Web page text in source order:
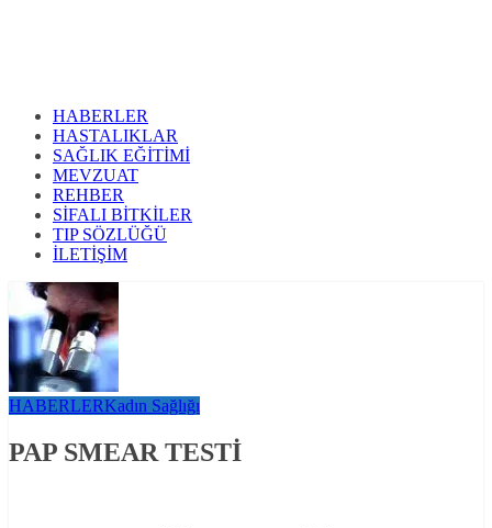
HABERLER
HASTALIKLAR
SAĞLIK EĞİTİMİ
MEVZUAT
REHBER
SİFALI BİTKİLER
TIP SÖZLÜĞÜ
İLETİŞİM
HABERLERKadın Sağlığı
PAP SMEAR TESTİ